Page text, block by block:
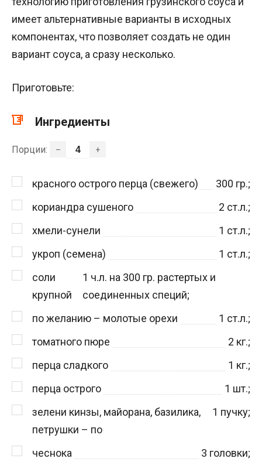
имеет альтернативные варианты в исходных
компонентах, что позволяет создать не один
вариант соуса, а сразу несколько.
Приготовьте:
Ингредиенты
Порции: – +
красного острого перца (свежего) 300 гр.;
кориандра сушеного
2 ст.л.;
хмели-сунели
1 ст.л.;
укроп (семена)
1 ст.л.;
соли
крупной
1 ч.л. на 300 гр. растертых и
соединенных специй;
по желанию – молотые орехи
1 ст.л.;
томатного пюре
2 кг.;
перца сладкого
1 кг.;
перца острого
1 шт.;
зелени кинзы, майорана, базилика,
петрушки – по
1 пучку;
чеснока 3 головки;